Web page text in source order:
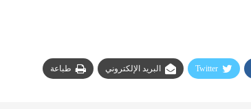
Twitter البريد الإلكتروني طباعة